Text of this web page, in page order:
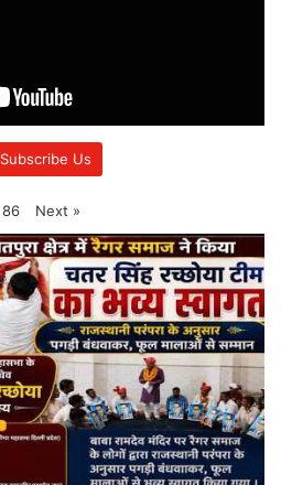
Subscribe Us
86 Next »